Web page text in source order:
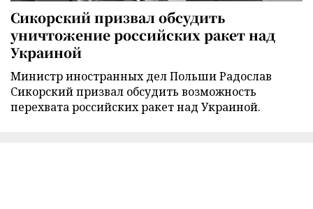
Сикорский призвал обсудить
уничтожение российских ракет над
Украиной
Министр иностранных дел Польши Радослав
Сикорский призвал обсудить возможность
перехвата российских ракет над Украиной.